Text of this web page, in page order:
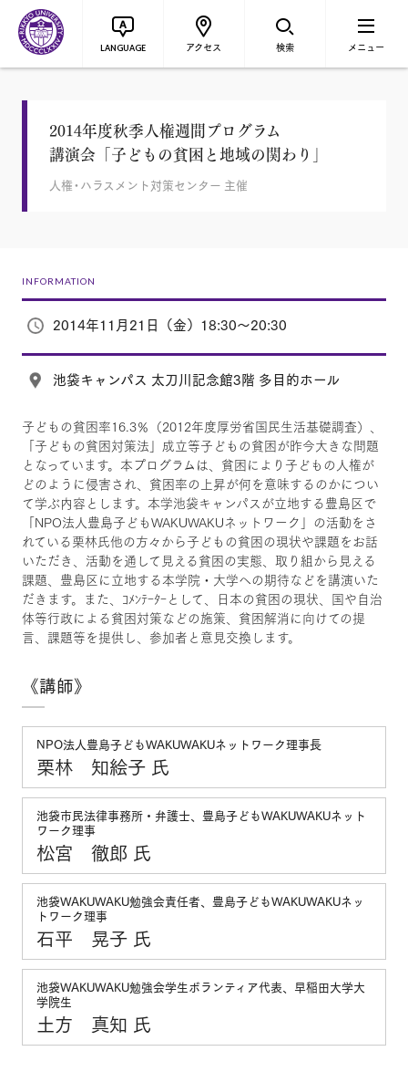
LANGUAGE アクセス 検索 メニュー
2014年度秋季人権週間プログラム
講演会「子どもの貧困と地域の関わり」
人権・ハラスメント対策センター 主催
INFORMATION
2014年11月21日（金）18:30～20:30
池袋キャンパス 太刀川記念館3階 多目的ホール
子どもの貧困率16.3％（2012年度厚労省国民生活基礎調査）、
「子どもの貧困対策法」成立等子どもの貧困が昨今大きな問題
となっています。本プログラムは、貧困により子どもの人権が
どのように侵害され、貧困率の上昇が何を意味するのかについ
て学ぶ内容とします。本学池袋キャンパスが立地する豊島区で
「NPO法人豊島子どもWAKUWAKUネットワーク」の活動をさ
れている栗林氏他の方々から子どもの貧困の現状や課題をお話
いただき、活動を通して見える貧困の実態、取り組から見える
課題、豊島区に立地する本学院・大学への期待などを講演いた
だきます。また、ｺﾒﾝﾃｰﾀｰとして、日本の貧困の現状、国や自治
体等行政による貧困対策などの施策、貧困解消に向けての提
言、課題等を提供し、参加者と意見交換します。
《講師》
NPO法人豊島子どもWAKUWAKUネットワーク理事長
栗林 知絵子 氏
池袋市民法律事務所・弁護士、豊島子どもWAKUWAKUネット
ワーク理事
松宮 徹郎 氏
池袋WAKUWAKU勉強会責任者、豊島子どもWAKUWAKUネッ
トワーク理事
石平 晃子 氏
池袋WAKUWAKU勉強会学生ボランティア代表、早稲田大学大
学院生
土方 真知 氏